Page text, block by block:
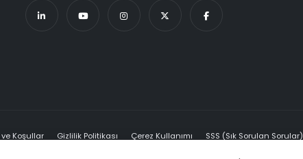
Koşullar Gizlilik Politikası Çerez Kullanımı SSS (Sık Sorulan Sorular)